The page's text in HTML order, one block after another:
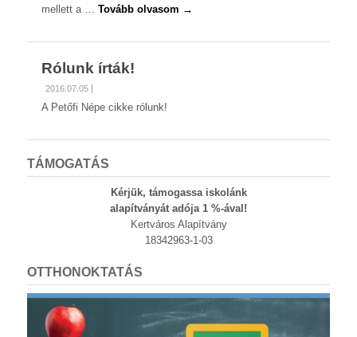
mellett a …Tovább olvasom →
Rólunk írták!
2016.07.05
A Petőfi Népe cikke rólunk!
TÁMOGATÁS
Kérjük, támogassa iskolánk
alapítványát adója 1 %-ával!
Kertváros Alapítvány
18342963-1-03
OTTHONOKTATÁS